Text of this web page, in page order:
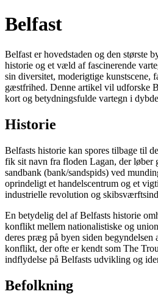
Belfast
Belfast er hovedstaden og den største
historie og et væld af fascinerende
sin diversitet, moderigtige kunstscene,
gæstfrihed. Denne artikel vil udforske
kort og betydningsfulde vartegn i
Historie
Belfasts historie kan spores tilbage til
fik sit navn fra floden Lagan, der løber
sandbank (bank/sandspids) ved
oprindeligt et handelscentrum og et
industrielle revolution og
En betydelig del af Belfasts historie
konflikt mellem nationalistiske og
deres præg på byen siden begyndelsen
konflikt, der ofte er kendt som The
indflydelse på Belfasts udvikling og
Befolkning